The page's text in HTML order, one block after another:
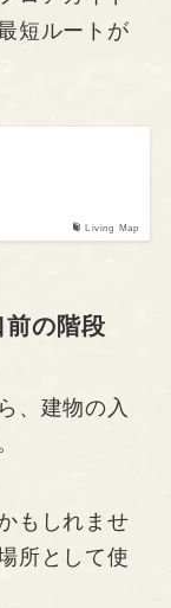
短ルートが
Living Map
前の階段
、建物の入
もしれませ
所として使